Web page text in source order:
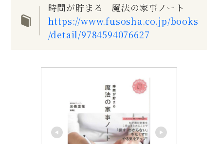
時間が貯まる 魔法の家事ノート
https://www.fusosha.co.jp/books
/detail/9784594076627